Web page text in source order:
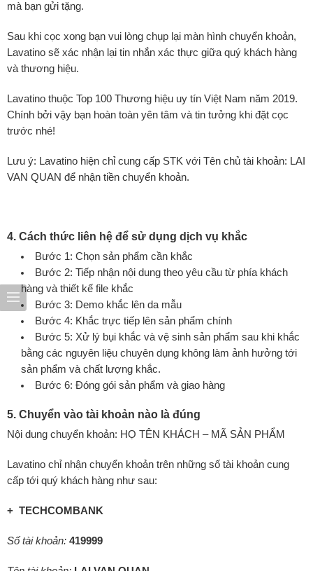
mà bạn gửi tặng.
Sau khi cọc xong bạn vui lòng chụp lại màn hình chuyển khoản,
Lavatino sẽ xác nhận lại tin nhắn xác thực giữa quý khách hàng
và thương hiệu.
Lavatino thuộc Top 100 Thương hiệu uy tín Việt Nam năm 2019.
Chính bởi vậy bạn hoàn toàn yên tâm và tin tưởng khi đặt cọc
trước nhé!
Lưu ý: Lavatino hiện chỉ cung cấp STK với Tên chủ tài khoản: LAI
VAN QUAN để nhận tiền chuyển khoản.
4. Cách thức liên hệ để sử dụng dịch vụ khắc
Bước 1: Chọn sản phẩm cần khắc
Bước 2: Tiếp nhận nội dung theo yêu cầu từ phía khách
hàng và thiết kế file khắc
Bước 3: Demo khắc lên da mẫu
Bước 4: Khắc trực tiếp lên sản phẩm chính
Bước 5: Xử lý bụi khắc và vệ sinh sản phẩm sau khi khắc
bằng các nguyên liệu chuyên dụng không làm ảnh hưởng tới
sản phẩm và chất lượng khắc.
Bước 6: Đóng gói sản phẩm và giao hàng
5. Chuyển vào tài khoản nào là đúng
Nội dung chuyển khoản: HỌ TÊN KHÁCH – MÃ SẢN PHẨM
Lavatino chỉ nhận chuyển khoản trên những số tài khoản cung
cấp tới quý khách hàng như sau:
+ TECHCOMBANK
Số tài khoản: 419999